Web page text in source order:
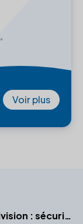
Voir plus
L'achat en indivision : sécuriser votre bien à deux avec un notaire